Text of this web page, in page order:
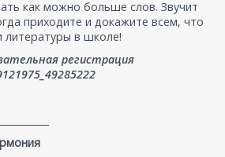
как можно больше слов. Звучит
приходите и докажите всем, что
литературы в школе!
регистрация